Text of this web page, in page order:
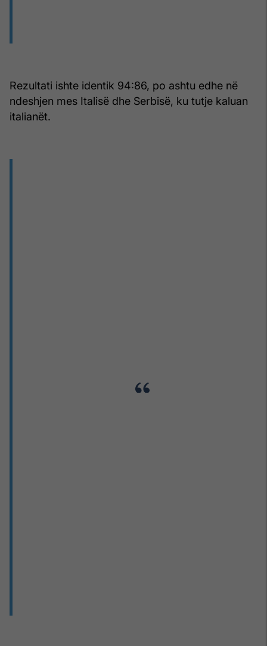
Rezultati ishte identik 94:86, po ashtu edhe në
ndeshjen mes Italisë dhe Serbisë, ku tutje kaluan
italianët.